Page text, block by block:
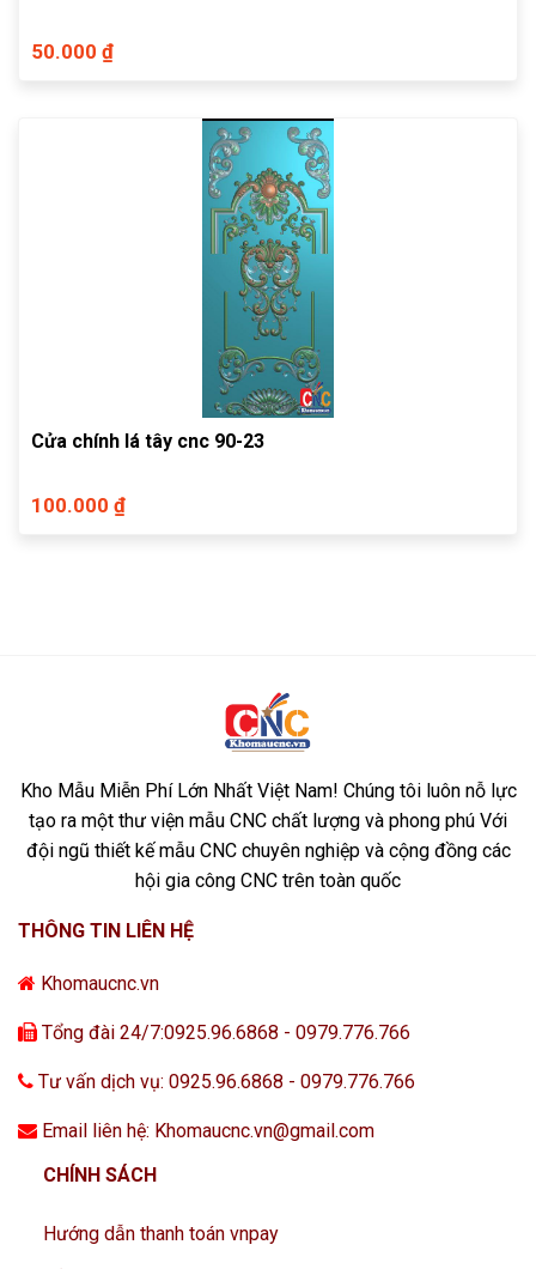
50.000 ₫
Cửa chính lá tây cnc 90-23
100.000 ₫
Kho Mẫu Miễn Phí Lớn Nhất Việt Nam! Chúng tôi luôn nỗ lực
tạo ra một thư viện mẫu CNC chất lượng và phong phú Với
đội ngũ thiết kế mẫu CNC chuyên nghiệp và cộng đồng các
hội gia công CNC trên toàn quốc
THÔNG TIN LIÊN HỆ
Khomaucnc.vn
Tổng đài 24/7:0925.96.6868 - 0979.776.766
Tư vấn dịch vụ: 0925.96.6868 - 0979.776.766
Email liên hệ: Khomaucnc.vn@gmail.com
CHÍNH SÁCH
Hướng dẫn thanh toán vnpay